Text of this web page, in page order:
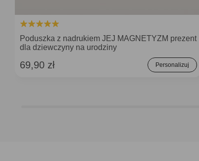
Poduszka z nadrukiem JEJ MAGNETYZM prezent
dla dziewczyny na urodziny
69,90 zł Personalizuj